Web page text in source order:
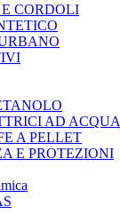
CORDOLI
AD ACQUA
A PELLET
E PROTEZIONI